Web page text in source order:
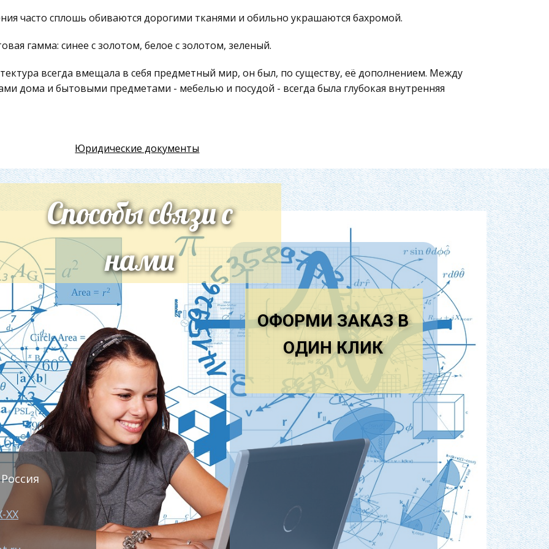
часто сплошь обиваются дорогими тканями и обильно украшаются бахромой.
гамма: синее с золотом, белое с золотом, зеленый.
всегда вмещала в себя предметный мир, он был, по существу, её дополнением. Между
дома и бытовыми предметами - мебелью и посудой - всегда была глубокая внутренняя
характерны пространственный размах, слитность, текучесть сложных, обычно
чувств, внутренняя напряженность, динамичное движение форм становятся
чертами образного содержания произведений.
композиции теряют черты гармонического равновесия: центрическое сменяется
круг - эллипсом, квадрат - прямоугольником, стабильность композиционного строя,
и четкость уравновешенных пропорций - сложными ритмическими построениями,
масс, многообразием пропорций. При этом иррациональность форм сочетается с
рациональными чертами, явившимися следствием отражения в искусстве новейших
научной мысли.
искусства в чем-то созвучны исканиям науки. В искусстве, в частности, нашли косвенное
сокрушающие привычные представления о мире идеи Джордано Бруно о
Вселенной: единичное целостное, завершенное, статичное стало уступать место
развития, движению в «бесконечность». Рациональное единоначалие выразилось
барокко в господстве оси, симметрии, волевого принципа.
ярко черты барокко в архитектуре характеризуют храмы, строительству которых
уделяет особое внимание. Их плану, как правило, возвращается средневековая
придается фронтально-осевой характер с сильным акцентом на главном фасаде и
развитием внутреннего пространства.
Юридические документы
ОФОРМИ ЗАКАЗ В
ОДИН КЛ​ИК
ХХ
Способы связи с
нами